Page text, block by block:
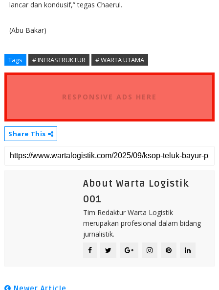
lancar dan kondusif,” tegas Chaerul.
(Abu Bakar)
Tags # INFRASTRUKTUR # WARTA UTAMA
RESPONSIVE ADS HERE
Share This
About Warta Logistik
001
Tim Redaktur Warta Logistik
merupakan profesional dalam bidang
jurnalistik.